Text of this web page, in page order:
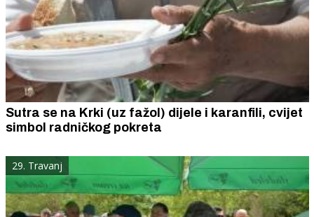
Sutra se na Krki (uz fažol) dijele i karanfili, cvijet
simbol radničkog pokreta
29. Travanj